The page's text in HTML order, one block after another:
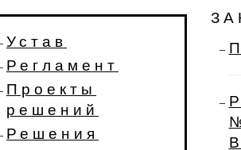
Устав
Регламент
Проекты
решений
Решения